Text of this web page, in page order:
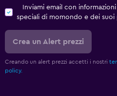
Inviami email con
speciali di momondo e dei suoi
Crea un Alert prezzi
Creando un alert prezzi accetti i nostri
policy.